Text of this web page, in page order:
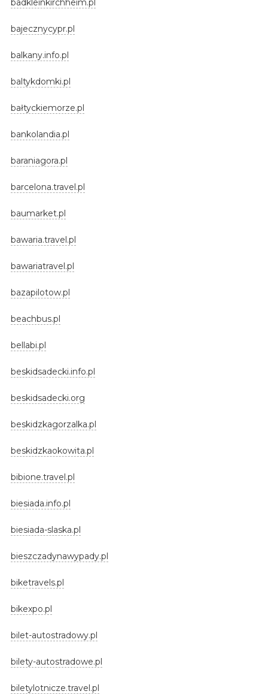
badkleinkirchheim.pl
bajecznycypr.pl
balkany.info.pl
baltykdomki.pl
bałtyckiemorze.pl
bankolandia.pl
baraniagora.pl
barcelona.travel.pl
baumarket.pl
bawaria.travel.pl
bawariatravel.pl
bazapilotow.pl
beachbus.pl
bellabi.pl
beskidsadecki.info.pl
beskidsadecki.org
beskidzkagorzalka.pl
beskidzkaokowita.pl
bibione.travel.pl
biesiada.info.pl
biesiada-slaska.pl
bieszczadynawypady.pl
biketravels.pl
bikexpo.pl
bilet-autostradowy.pl
bilety-autostradowe.pl
biletylotnicze.travel.pl